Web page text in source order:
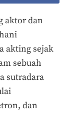
aktor dan
akting sejak
sebuah
sutradara
dan